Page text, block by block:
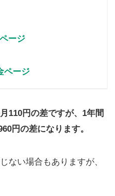
ージ
ページ
110円の差ですが、1年間
円の差になります。
ない場合もありますが、